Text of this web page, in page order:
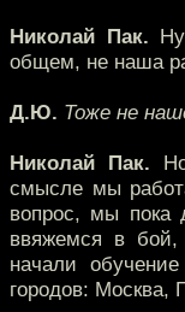
Николай Пак.
общем, не наша
Д.Ю. Тоже не
Николай Пак.
смысле мы
вопрос, мы пока
ввяжемся в
начали
городов: Москва,